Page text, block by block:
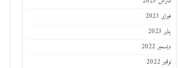
فبراير 2023
يناير 2023
ديسمبر 2022
نوفمبر 2022